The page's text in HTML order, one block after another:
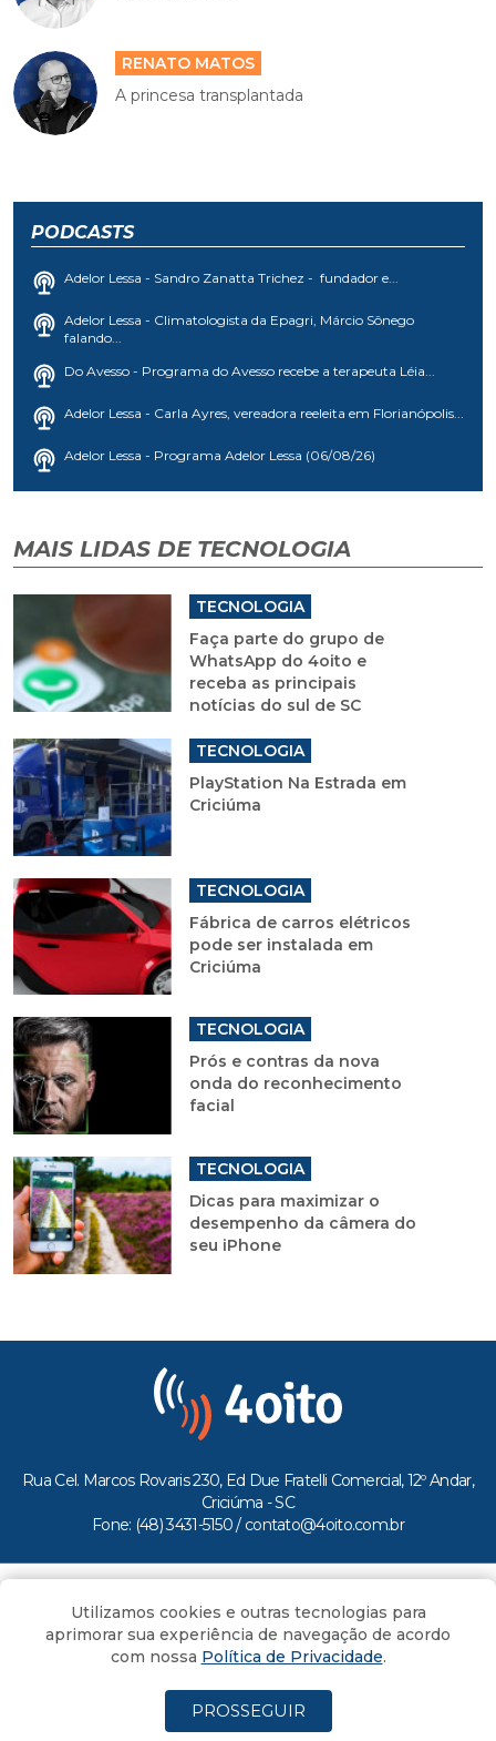
RENATO MATOS
A princesa transplantada
PODCASTS
Adelor Lessa - Sandro Zanatta Trichez - fundador e...
Adelor Lessa - Climatologista da Epagri, Márcio Sônego
falando...
Do Avesso - Programa do Avesso recebe a terapeuta Léia...
Adelor Lessa - Carla Ayres, vereadora reeleita em Florianópolis...
Adelor Lessa - Programa Adelor Lessa (06/08/26)
MAIS LIDAS DE TECNOLOGIA
TECNOLOGIA
Faça parte do grupo de
WhatsApp do 4oito e
receba as principais
notícias do sul de SC
TECNOLOGIA
PlayStation Na Estrada em
Criciúma
TECNOLOGIA
Fábrica de carros elétricos
pode ser instalada em
Criciúma
TECNOLOGIA
Prós e contras da nova
onda do reconhecimento
facial
TECNOLOGIA
Dicas para maximizar o
desempenho da câmera do
seu iPhone
Rua Cel. Marcos Rovaris 230, Ed Due Fratelli Comercial, 12º Andar,
Criciúma - SC
Fone: (48) 3431-5150 / contato@4oito.com.br
Todos os direitos reservados ao Portal 4oito
Utilizamos cookies e outras tecnologias para
aprimorar sua experiência de navegação de acordo
com nossa Política de Privacidade.
PROSSEGUIR